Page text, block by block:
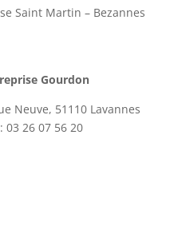
Saint Martin – Bezannes
Gourdon
Neuve, 51110 Lavannes
03 26 07 56 20